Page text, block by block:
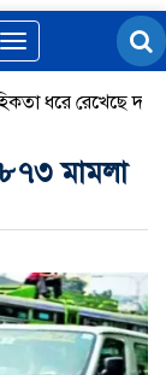
Toggle
navigation
ধরে রেখেছে দারুল
মামলা